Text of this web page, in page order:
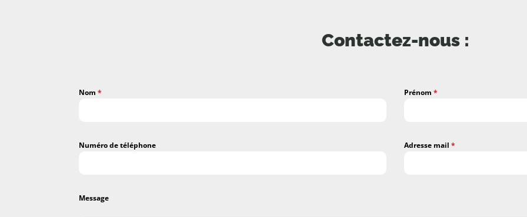
Contactez-nous :
Nom* Prénom *
Numéro de téléphone Adresse mail *
Message